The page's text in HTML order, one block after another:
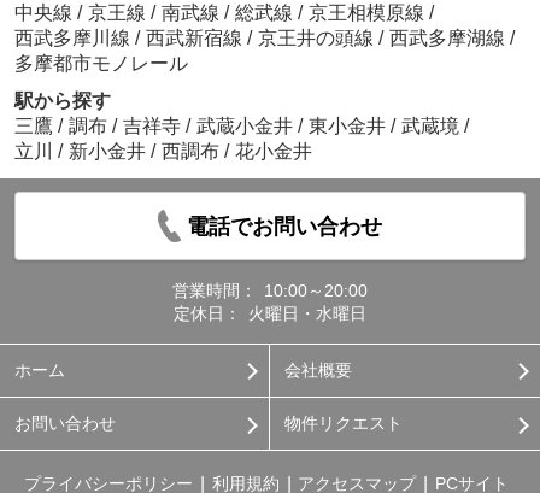
中央線 / 京王線 / 南武線 / 総武線 / 京王相模原線 /
西武多摩川線 / 西武新宿線 / 京王井の頭線 / 西武多摩湖線 /
多摩都市モノレール
駅から探す
三鷹 / 調布 / 吉祥寺 / 武蔵小金井 / 東小金井 / 武蔵境 /
立川
/ 新小金井 / 西調布 / 花小金井
電話でお問い合わせ
営業時間：
10:00～20:00
定休日：
火曜日・水曜日
ホーム 会社概要
お問い合わせ 物件リクエスト
プライバシーポリシー 利用規約 アクセスマップ PCサイト